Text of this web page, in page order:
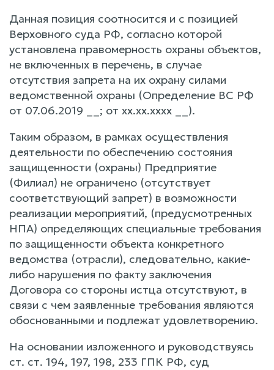
Данная позиция соотносится и с позицией
Верховного суда РФ, согласно которой
установлена правомерность охраны объектов,
не включенных в перечень, в случае
отсутствия запрета на их охрану силами
ведомственной охраны (Определение ВС РФ
от 07.06.2019 __; от xx.xx.xxxx __).
Таким образом, в рамках осуществления
деятельности по обеспечению состояния
защищенности (охраны) Предприятие
(Филиал) не ограничено (отсутствует
соответствующий запрет) в возможности
реализации мероприятий, (предусмотренных
НПА) определяющих специальные требования
по защищенности объекта конкретного
ведомства (отрасли), следовательно, какие-
либо нарушения по факту заключения
Договора со стороны истца отсутствуют, в
связи с чем заявленные требования являются
обоснованными и подлежат удовлетворению.
На основании изложенного и руководствуясь
ст. ст. 194, 197, 198, 233 ГПК РФ, суд